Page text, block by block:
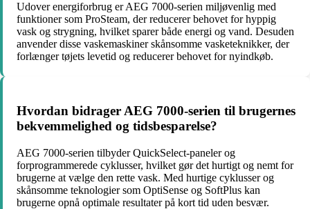
Udover energiforbrug er AEG 7000-serien miljøvenlig med
funktioner som ProSteam, der reducerer behovet for hyppig
vask og strygning, hvilket sparer både energi og vand. Desuden
anvender disse vaskemaskiner skånsomme vasketeknikker, der
forlænger tøjets levetid og reducerer behovet for nyindkøb.
Hvordan bidrager AEG 7000-serien til brugernes
bekvemmelighed og tidsbesparelse?
AEG 7000-serien tilbyder QuickSelect-paneler og
forprogrammerede cyklusser, hvilket gør det hurtigt og nemt for
brugerne at vælge den rette vask. Med hurtige cyklusser og
skånsomme teknologier som OptiSense og SoftPlus kan
brugerne opnå optimale resultater på kort tid uden besvær.